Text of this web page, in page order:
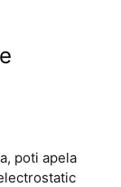
poti apela